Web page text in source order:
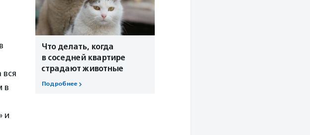
Что делать, когда
в соседней квартире
страдают животные
Подробнее
вся
в
и